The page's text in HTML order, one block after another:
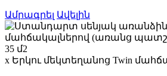
Ամրագրել Ավելին
35 մ2
x Երկու մեկտեղանոց Twin